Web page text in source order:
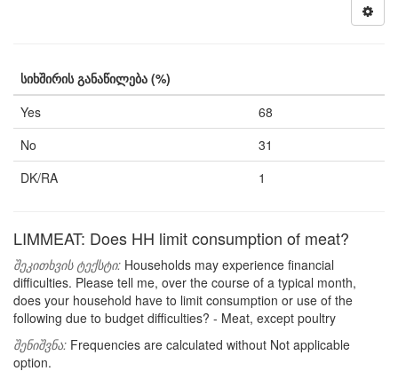
სიხშირის განაწილება (%)
Yes
68
No
31
DK/RA
1
LIMMEAT: Does HH limit consumption of meat?
შეკითხვის ტექსტი: Households may experience financial
difficulties. Please tell me, over the course of a typical month,
does your household have to limit consumption or use of the
following due to budget difficulties? - Meat, except poultry
შენიშვნა: Frequencies are calculated without Not applicable
option.